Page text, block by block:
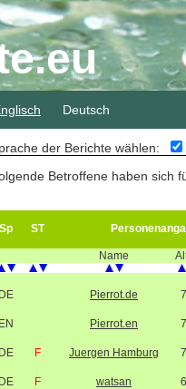
Deutsch
der Berichte wählen:
Betroffene haben sich
Sp ST
Name
DE Pierrot.de
EN Pierrot.en
DE F Juergen Hamburg
DE F watsan